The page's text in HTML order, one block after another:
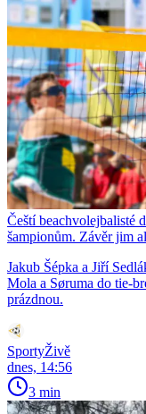
Čeští beachvolejbalisté
šampionům. Závěr jim
Jakub Šépka a Jiří
Mola a Søruma do tie-
prázdnou.
SportyŽivě
dnes, 14:56
3 min